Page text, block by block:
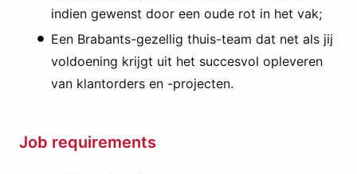
indien gewenst door een oude rot in het vak;
Een Brabants-gezellig thuis-team dat net als jij
voldoening krijgt uit het succesvol opleveren
van klantorders en -projecten.
Job requirements